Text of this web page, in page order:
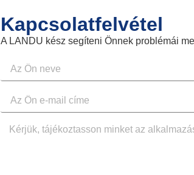
Kapcsolatfelvétel
A LANDU kész segíteni Önnek problémái